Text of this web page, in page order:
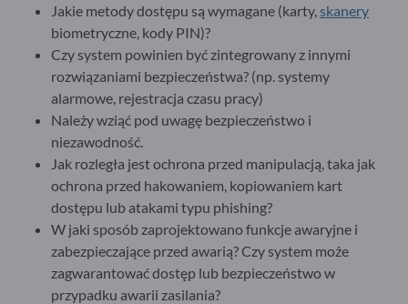
Jakie metody dostępu są wymagane (karty, skanery
biometryczne, kody PIN)?
Czy system powinien być zintegrowany z innymi
rozwiązaniami bezpieczeństwa? (np. systemy
alarmowe, rejestracja czasu pracy)
Należy wziąć pod uwagę bezpieczeństwo i
niezawodność.
Jak rozległa jest ochrona przed manipulacją, taka jak
ochrona przed hakowaniem, kopiowaniem kart
dostępu lub atakami typu phishing?
W jaki sposób zaprojektowano funkcje awaryjne i
zabezpieczające przed awarią? Czy system może
zagwarantować dostęp lub bezpieczeństwo w
przypadku awarii zasilania?